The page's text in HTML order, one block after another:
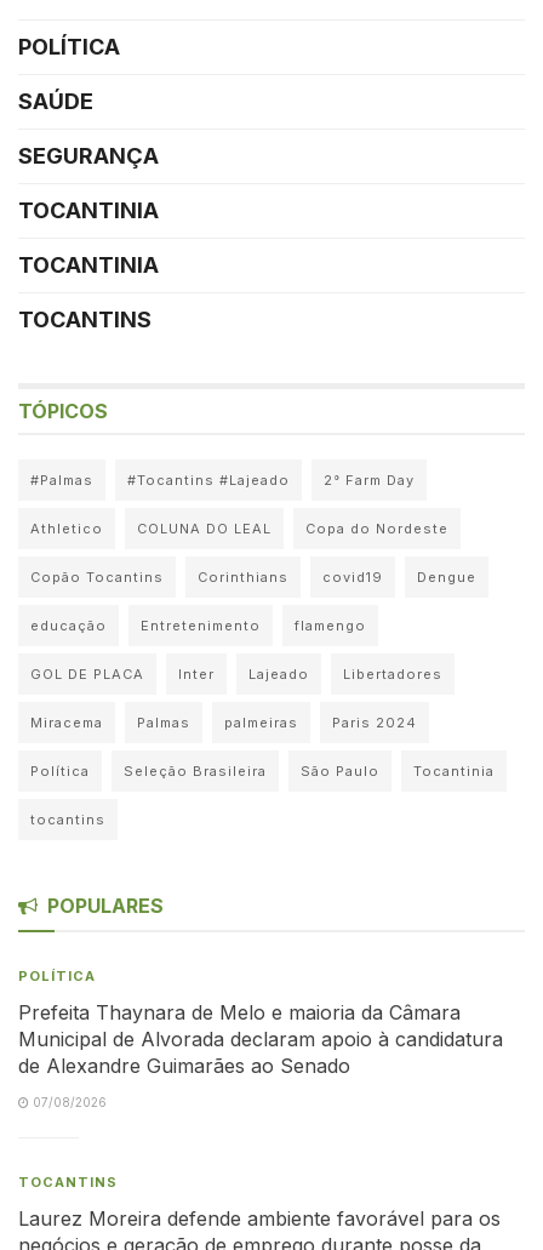
POLÍTICA
SAÚDE
SEGURANÇA
TOCANTINIA
TOCANTINIA
TOCANTINS
TÓPICOS
#Palmas #Tocantins #Lajeado 2° Farm Day
Athletico COLUNA DO LEAL Copa do Nordeste
Copão Tocantins Corinthians covid19 Dengue
educação Entretenimento flamengo
GOL DE PLACA Inter Lajeado Libertadores
Miracema Palmas palmeiras Paris 2024
Política Seleção Brasileira São Paulo Tocantinia
tocantins
POPULARES
POLÍTICA
Prefeita Thaynara de Melo e maioria da Câmara
Municipal de Alvorada declaram apoio à candidatura
de Alexandre Guimarães ao Senado
07/08/2026
TOCANTINS
Laurez Moreira defende ambiente favorável para os